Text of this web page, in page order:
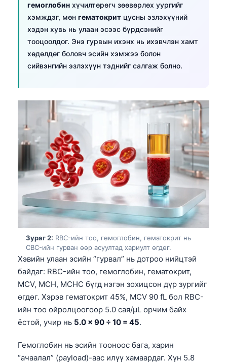
гемоглобин хүчилтөрөгч зөөвөрлөх уургийг
хэмждэг, мөн гематокрит цусны эзлэхүүний
хэдэн хувь нь улаан эсээс бүрдсэнийг
тооцоолдог. Энэ гурвын ихэнх нь ихэвчлэн хамт
хөдөлдөг боловч эсийн хэмжээ болон
сийвэнгийн эзлэхүүн тэднийг салгаж болно.
Зураг 2: RBC-ийн тоо, гемоглобин, гематокрит нь
CBC-ийн гурван өөр асуултад хариулт өгдөг.
Хэвийн улаан эсийн “гурвал” нь дотроо нийцтэй
байдаг: RBC-ийн тоо, гемоглобин, гематокрит,
MCV, MCH, MCHC бүгд нэгэн зохицсон дүр зургийг
өгдөг. Хэрэв гематокрит 45%, MCV 90 fL бол RBC-
ийн тоо ойролцоогоор 5.0 сая/µL орчим байх
ёстой, учир нь 5.0 × 90 ÷ 10 = 45.
Гемоглобин нь эсийн тооноос бага, харин
“ачаалал” (payload)-аас илүү хамаардаг. Хүн 5.8